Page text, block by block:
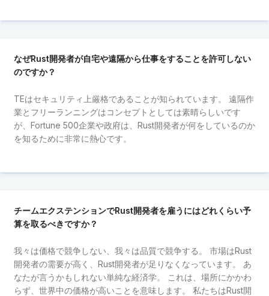
なぜRust開発者が自宅や遠隔から仕事をすることを許可しない
のですか？
TEはセキュリティ上厳格であることが知られています。 遠隔作
業とフリーランニングはコンセプトとしては素晴らしいです
が、Fortune 500企業や政府は、Rust開発者が何をしているのか
を知るために非常に熱心です。
チームエクステンションでRust開発者を雇うにはどれくらい予
算を取るべきですか？
我々は価格で競争しない、我々は品質で競争する。 市場はRust
開発者の需要が高く、Rust開発者が足りなくなっています。 あ
なたが言うかもしれない単純な経済学。 これは、場所にかかわ
らず、世界中の価格が高いことを意味します。 私たちはRust開